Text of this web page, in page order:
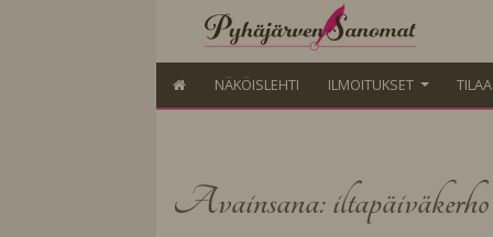
NÄKÖISLEHTI ILMOITUKSET
Avainsana: iltapäiväkerho